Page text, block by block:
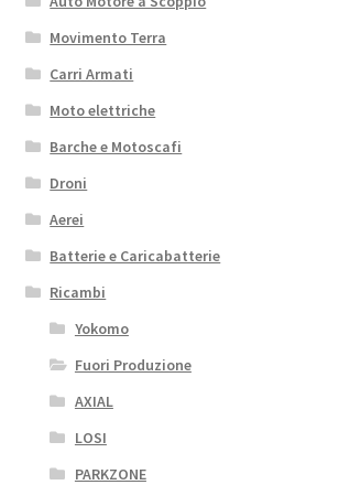
Movimento Terra
Carri Armati
Moto elettriche
Barche e Motoscafi
Droni
Aerei
Batterie e Caricabatterie
Ricambi
Yokomo
Fuori Produzione
AXIAL
LOSI
PARKZONE